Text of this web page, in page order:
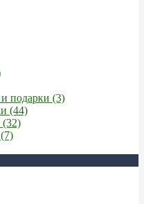
подарки (3)
(44)
(32)